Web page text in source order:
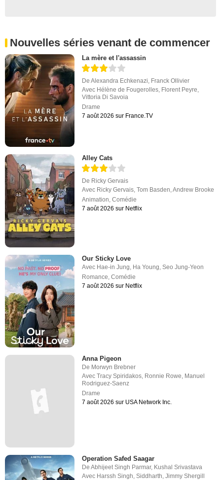
Nouvelles séries venant de commencer
La mère et l'assassin
DeAlexandra Echkenazi, Franck Ollivier
Avec Hélène de Fougerolles, Florent Peyre,
Vittoria Di Savoia
Drame
7 août 2026 sur France.TV
Alley Cats
De Ricky Gervais
Avec Ricky Gervais,Tom Basden,Andrew Brooke
Animation,Comédie
7 août 2026 sur Netflix
Our Sticky Love
Avec Hae-in Jung Ha Young ,Seo Jung-Yeon
Romance ,Comédie
7 août 2026 sur Netflix
Anna Pigeon
De Morwyn Brebner
AvecTracy Spiridakos, Ronnie Rowe, Manuel
Rodriguez-Saenz
Drame
7 août 2026 sur USA Network Inc.
Operation Safed Saagar
DeAbhijeet Singh Parmar, Kushal Srivastava
Avec Harssh Singh,Siddharth,Jimmy Shergill